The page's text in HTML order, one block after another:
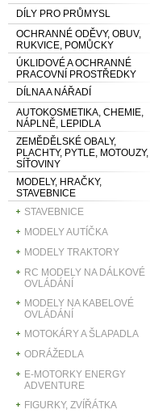
DÍLY PRO PRŮMYSL
OCHRANNÉ ODĚVY, OBUV,
RUKVICE, POMŮCKY
ÚKLIDOVÉ A OCHRANNÉ
PRACOVNÍ PROSTŘEDKY
DÍLNA A NÁŘADÍ
AUTOKOSMETIKA, CHEMIE,
NÁPLNĚ, LEPIDLA
ZEMĚDĚLSKÉ OBALY,
PLACHTY, PYTLE, MOTOUZY,
SÍŤOVINY
MODELY, HRAČKY,
STAVEBNICE
STAVEBNICE
MODELY AUTÍČKA
MODELY TRAKTORY
RC MODELY NA DÁLKOVÉ
OVLÁDÁNÍ
MODELY NA KABELOVÉ
OVLÁDÁNÍ
MOTOKÁRY A ŠLAPADLA
ODRÁŽEDLA
E-MOTORKY ENERGY
ADVENTURE
FIGURKY, ZVÍŘÁTKA